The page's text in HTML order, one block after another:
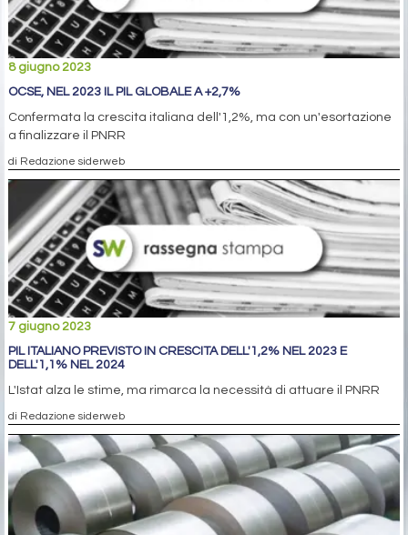
8 giugno 2023
OCSE, NEL 2023 IL PIL GLOBALE A +2,7%
Confermata la crescita italiana dell'1,2%, ma con un'esortazione
a finalizzare il PNRR
di Redazione siderweb
7 giugno 2023
PIL ITALIANO PREVISTO IN CRESCITA DELL'1,2% NEL 2023 E
DELL'1,1% NEL 2024
L'Istat alza le stime, ma rimarca la necessità di attuare il PNRR
di Redazione siderweb